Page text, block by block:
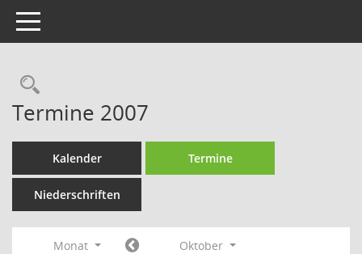
Toggle navigation
Rechercheauswahl
Termine 2007
Kalender Termine
Niederschriften
Monat
Oktober